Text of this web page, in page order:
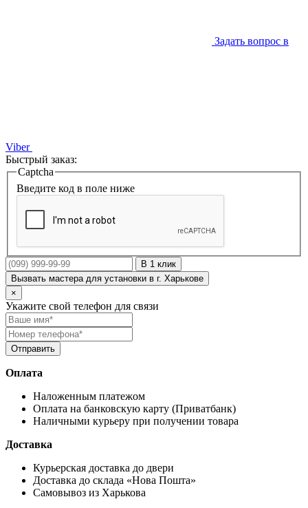
Задать вопрос в
Viber
Быстрый заказ:
Captcha
Введите код в поле ниже
В 1 клик
Вызвать мастера для установки в г. Харькове
×
Укажите свой телефон для связи
Оплата
Наложенным платежом
Оплата на банковскую карту (Приватбанк)
Наличными курьеру при получении товара
Доставка
Курьерская доставка до двери
Доставка до склада «Нова Пошта»
Самовывоз из Харькова